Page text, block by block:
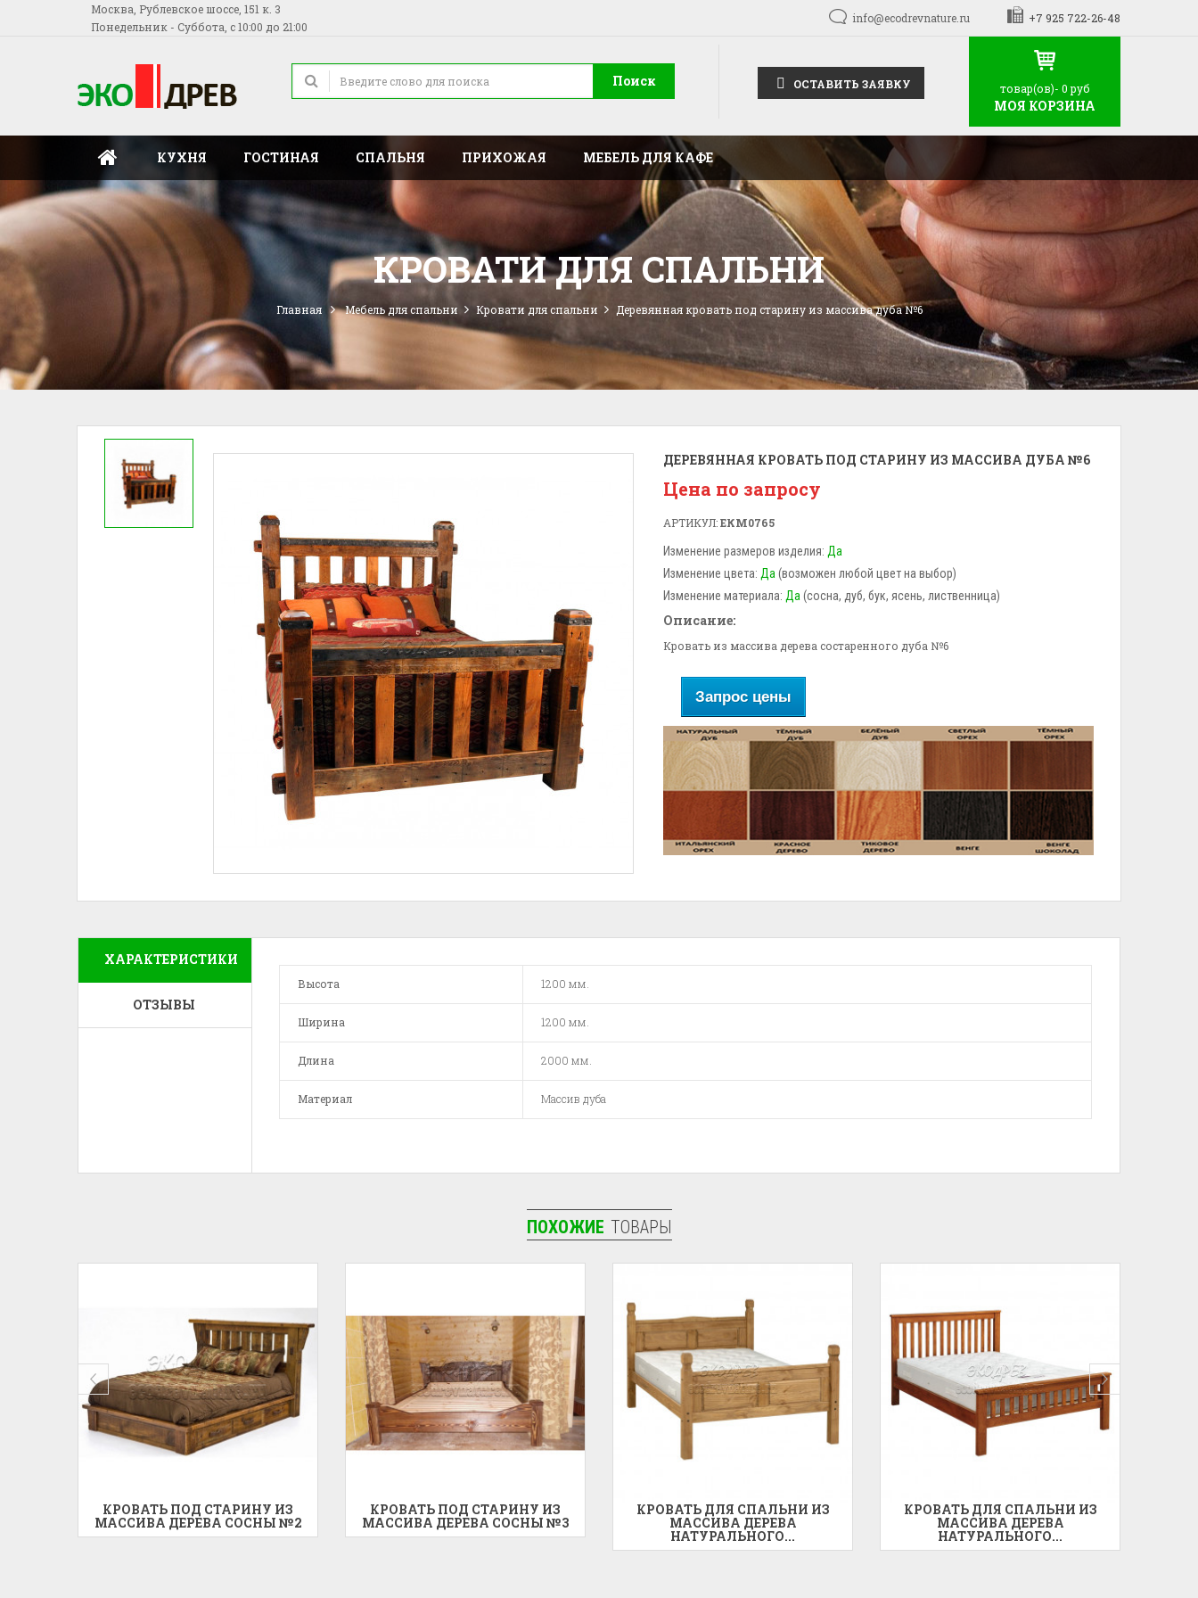
Москва, Рублевское шоссе, 151 к. 3
Понедельник - Суббота, с 10:00 до 21:00
info@ecodrevnature.ru +7 925 722-26-48
Поиск ОСТАВИТЬ ЗАЯВКУ товар(ов)- 0 руб
МОЯ КОРЗИНА
КУХНЯ ГОСТИНАЯ СПАЛЬНЯ ПРИХОЖАЯ МЕБЕЛЬ ДЛЯ КАФЕ
КРОВАТИ ДЛЯ СПАЛЬНИ
Главная Мебель для спальни Кровати для спальни Деревянная кровать под старину из массива дуба №6
ДЕРЕВЯННАЯ КРОВАТЬ ПОД СТАРИНУ ИЗ МАССИВА ДУБА №6
Цена по запросу
АРТИКУЛ:ЕКМ0765
Изменение размеров изделия: Да
Изменение цвета: Да (возможен любой цвет на выбор)
Изменение материала: Да (сосна, дуб, бук, ясень, лиственница)
Описание:
Кровать из массива дерева состаренного дуба №6
Запрос цены
ХАРАКТЕРИСТИКИ
ОТЗЫВЫ
Высота 1200 мм.
Ширина 1200 мм.
Длина 2000 мм.
Материал Массив дуба
ПОХОЖИЕ ТОВАРЫ
КРОВАТЬ ПОД СТАРИНУ ИЗ
МАССИВА ДЕРЕВА СОСНЫ №2
КРОВАТЬ ПОД СТАРИНУ ИЗ
МАССИВА ДЕРЕВА СОСНЫ №3
КРОВАТЬ ДЛЯ СПАЛЬНИ ИЗ
МАССИВА ДЕРЕВА
НАТУРАЛЬНОГО...
КРОВАТЬ ДЛЯ СПАЛЬНИ ИЗ
МАССИВА ДЕРЕВА
НАТУРАЛЬНОГО...